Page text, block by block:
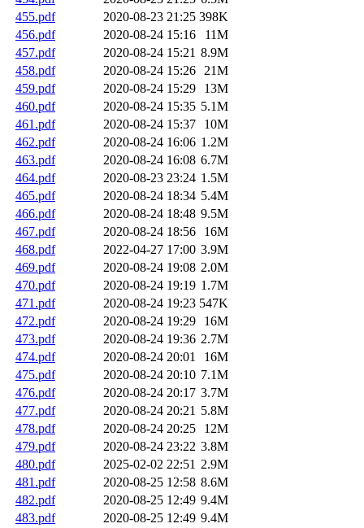
455.pdf
2020-08-23 21:25 398K
456.pdf
2020-08-24 15:16
11M
457.pdf
2020-08-24 15:21 8.9M
458.pdf
2020-08-24 15:26
21M
459.pdf
2020-08-24 15:29
13M
460.pdf
2020-08-24 15:35 5.1M
461.pdf
2020-08-24 15:37
10M
462.pdf
2020-08-24 16:06 1.2M
463.pdf
2020-08-24 16:08 6.7M
464.pdf
2020-08-23 23:24 1.5M
465.pdf
2020-08-24 18:34 5.4M
466.pdf
2020-08-24 18:48 9.5M
467.pdf
2020-08-24 18:56
16M
468.pdf
2022-04-27 17:00 3.9M
469.pdf
2020-08-24 19:08 2.0M
470.pdf
2020-08-24 19:19 1.7M
471.pdf
2020-08-24 19:23 547K
472.pdf
2020-08-24 19:29
16M
473.pdf
2020-08-24 19:36 2.7M
474.pdf
2020-08-24 20:01
16M
475.pdf
2020-08-24 20:10 7.1M
476.pdf
2020-08-24 20:17 3.7M
477.pdf
2020-08-24 20:21 5.8M
478.pdf
2020-08-24 20:25
12M
479.pdf
2020-08-24 23:22 3.8M
480.pdf
2025-02-02 22:51 2.9M
481.pdf
2020-08-25 12:58 8.6M
482.pdf
2020-08-25 12:49 9.4M
483.pdf
2020-08-25 12:49 9.4M